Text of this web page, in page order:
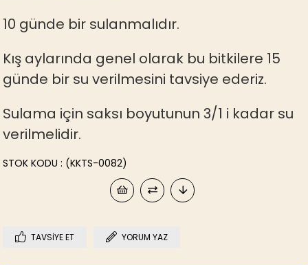
10 günde bir sulanmalıdır.
Kış aylarında genel olarak bu bitkilere 15
günde bir su verilmesini tavsiye ederiz.
Sulama için saksı boyutunun 3/1 i kadar su
verilmelidir.
(KKTS-0082)
STOK KODU
TAVSIYE ET YORUM YAZ